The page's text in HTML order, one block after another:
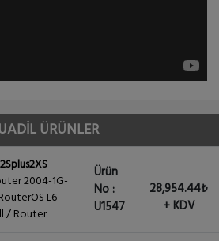
ÜRÜNLER
2004-1G-
L6
/ Router
Ürün
No :
U1547
28,954.44₺
+ KDV